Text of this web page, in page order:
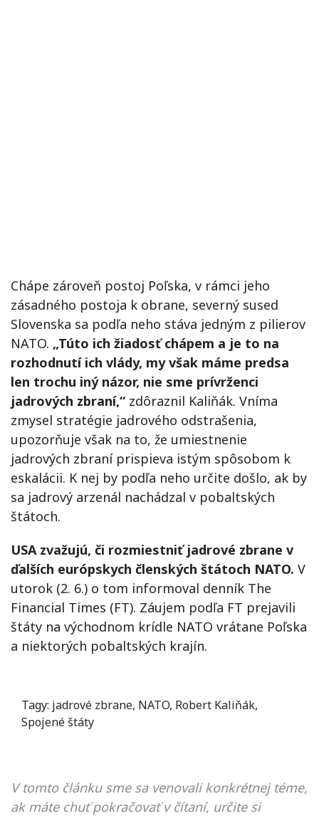
Chápe zároveň postoj Poľska, v rámci jeho
zásadného postoja k obrane, severný sused
Slovenska sa podľa neho stáva jedným z pilierov
NATO. „Túto ich žiadosť chápem a je to na
rozhodnutí ich vlády, my však máme predsa
len trochu iný názor, nie sme prívrženci
jadrových zbraní,“ zdôraznil Kaliňák. Vníma
zmysel stratégie jadrového odstrašenia,
upozorňuje však na to, že umiestnenie
jadrových zbraní prispieva istým spôsobom k
eskalácii. K nej by podľa neho určite došlo, ak by
sa jadrový arzenál nachádzal v pobaltských
štátoch.
USA zvažujú, či rozmiestniť jadrové zbrane v
ďalších európskych členských štátoch NATO. V
utorok (2. 6.) o tom informoval denník The
Financial Times (FT). Záujem podľa FT prejavili
štáty na východnom krídle NATO vrátane Poľska
a niektorých pobaltských krajín.
Tagy: jadrové zbrane, NATO, Robert Kaliňák,
Spojené štáty
V tomto článku sme sa venovali konkrétnej téme,
ak máte chuť pokračovať v čítaní, určite si